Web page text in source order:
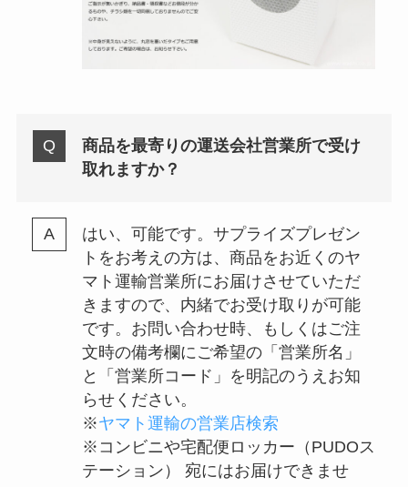
商品を最寄りの運送会社営業所で受け
取れますか？
はい、可能です。サプライズプレゼン
トをお考えの方は、商品をお近くのヤ
マト運輸営業所にお届けさせていただ
きますので、内緒でお受け取りが可能
です。お問い合わせ時、もしくはご注
文時の備考欄にご希望の「営業所名」
と「営業所コード」を明記のうえお知
らせください。
※ヤマト運輸の営業店検索
※コンビニや宅配便ロッカー（PUDOス
テーション） 宛にはお届けできませ